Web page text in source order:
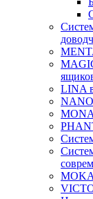
LINA